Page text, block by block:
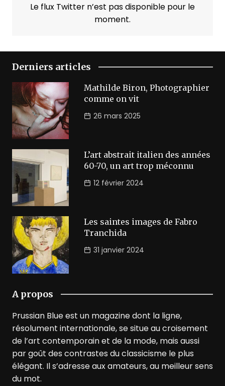
Le flux Twitter n’est pas disponible pour le
moment.
Derniers articles
Mathilde Biron, Photographier
comme on vit
26 mars 2025
L’art abstrait italien des années
60-70, un art trop méconnu
12 février 2024
Les saintes images de Fabro
Tranchida
31 janvier 2024
A propos
Prussian Blue est un magazine dont la ligne,
résolument internationale, se situe au croisement
de l’art contemporain et de la mode, mais aussi
par goût des contrastes du classicisme le plus
élégant. Il s’adresse aux amateurs, au meilleur sens
du mot.